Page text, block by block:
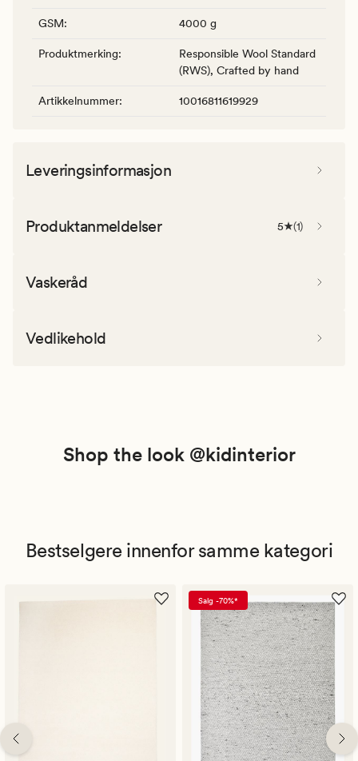
GSM: 4000 g
Produktmerking:
Responsible Wool Standard
(RWS), Crafted by hand
Artikkelnummer: 10016811619929
Leveringsinformasjon
Produktanmeldelser 5 (1)
Vaskeråd
Vedlikehold
Shop the look @kidinterior
Bestselgere innenfor samme kategori
Salg -70%*